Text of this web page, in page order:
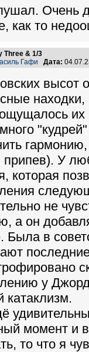
Очень
как то
Three & 1/3
Гафи Дата:
высот
их
припев). У
которая
не
а он
Была в
у
катаклизм.
момент и
то что я